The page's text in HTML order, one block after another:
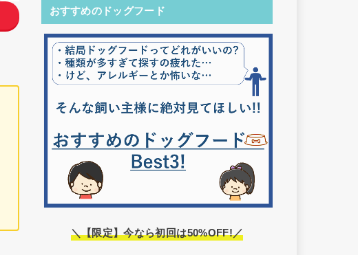
おすすめのドッグフード
＼【限定】今なら初回は50%OFF!／